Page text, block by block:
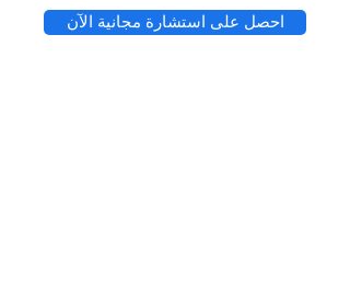
احصل على استشارة مجانية الآن